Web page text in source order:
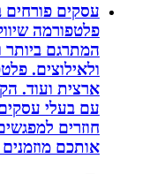
עסקים פורחים בנגב
פלטפורמה שיווקית
המתרגם ביותר
ולאילוצים.
ארצית ועוד.
עם בעלי עסקים
חוזרים למפגשים
אותכם מוזמנים